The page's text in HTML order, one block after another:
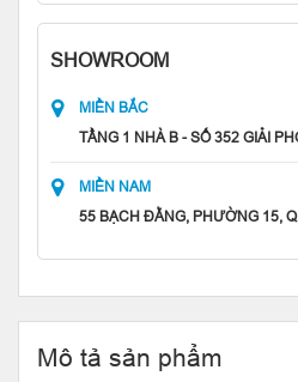
SHOWROOM
MIỀN BẮC
TẦNG 1 NHÀ B - SỐ 352 GIẢI
MIỀN NAM
55 BẠCH ĐẰNG, PHƯỜNG 15,
Mô tả sản phẩm